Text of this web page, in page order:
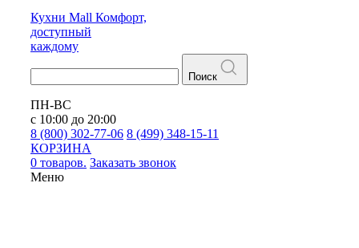
Кухни Mall Комфорт,
доступный
каждому
Поиск
ПН-ВС
с 10:00 до 20:00
8 (800) 302-77-06 8 (499) 348-15-11
КОРЗИНА
0 товаров. Заказать звонок
Меню